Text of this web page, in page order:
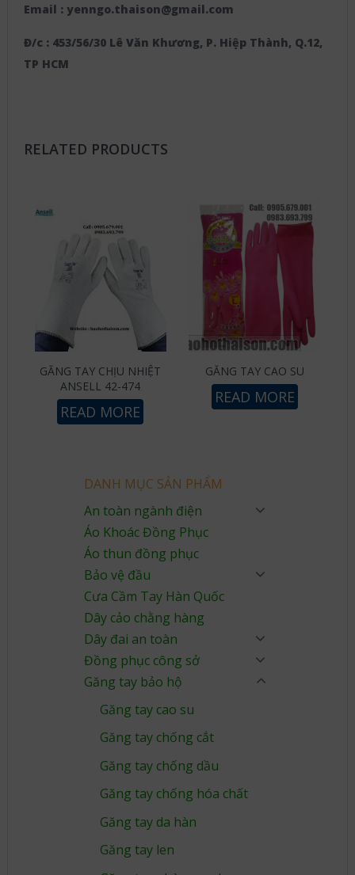
Email : yenngo.thaison@gmail.com
Đ/c : 453/56/30 Lê Văn Khương, P. Hiệp Thành, Q.12,
TP HCM
RELATED PRODUCTS
GĂNG TAY CHỊU NHIỆT
ANSELL 42-474
READ MORE
GĂNG TAY CAO SU
READ MORE
DANH MỤC SẢN PHẨM
An toàn ngành điện
Áo Khoác Đồng Phục
Áo thun đồng phục
Bảo vệ đầu
Cưa Cầm Tay Hàn Quốc
Dây cảo chằng hàng
Dây đai an toàn
Đồng phục công sở
Găng tay bảo hộ
Găng tay cao su
Găng tay chống cắt
Găng tay chống dầu
Găng tay chống hóa chất
Găng tay da hàn
Găng tay len